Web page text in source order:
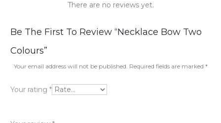
R
e
v
i
There are no reviews yet.
Be The First To Review “Necklace Bow Two
Colours”
Your email address will not be published. Required fields are marked *
Your rating *